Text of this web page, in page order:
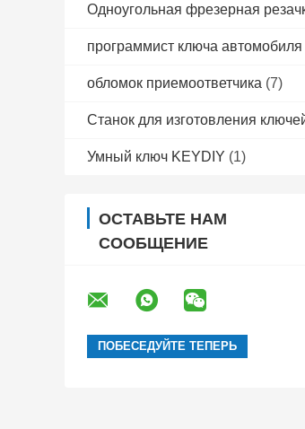
Одноугольная фрезерная
программист ключа автомобиля
обломок приемоответчика (7)
Станок для изготовления
Умный ключ KEYDIY (1)
ОСТАВЬТЕ НАМ
СООБЩЕНИЕ